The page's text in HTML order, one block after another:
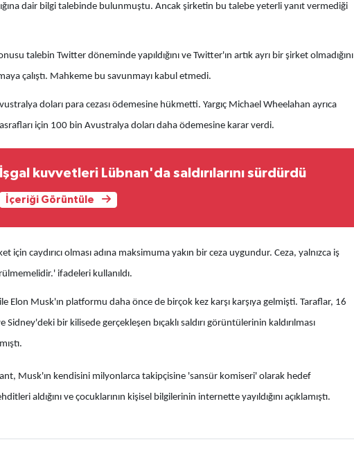
dair bilgi talebinde bulunmuştu. Ancak şirketin bu talebe yeterli yanıt vermediği
talebin Twitter döneminde yapıldığını ve Twitter'ın artık ayrı bir şirket olmadığını
çalıştı. Mahkeme bu savunmayı kabul etmedi.
doları para cezası ödemesine hükmetti. Yargıç Michael Wheelahan ayrıca
için 100 bin Avustralya doları daha ödemesine karar verdi.
İşgal kuvvetleri Lübnan'da saldırılarını sürdürdü
İçeriği Görüntüle
için caydırıcı olması adına maksimuma yakın bir ceza uygundur. Ceza, yalnızca iş
ifadeleri kullanıldı.
Elon Musk'ın platformu daha önce de birçok kez karşı karşıya gelmişti. Taraflar, 16
Sidney'deki bir kilisede gerçekleşen bıçaklı saldırı görüntülerinin kaldırılması
Musk'ın kendisini milyonlarca takipçisine 'sansür komiseri' olarak hedef
aldığını ve çocuklarının kişisel bilgilerinin internette yayıldığını açıklamıştı.